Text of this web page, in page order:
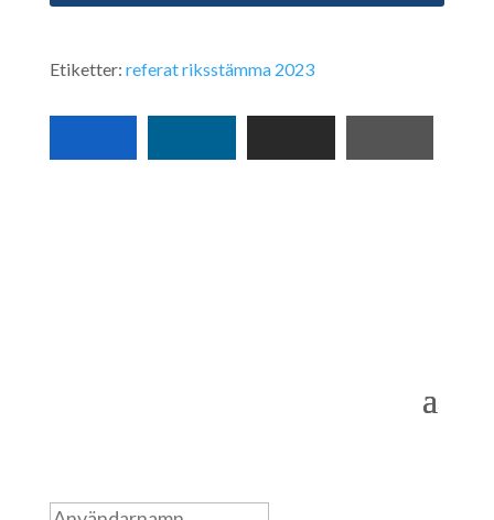
Etiketter: referatriksstämma 2023